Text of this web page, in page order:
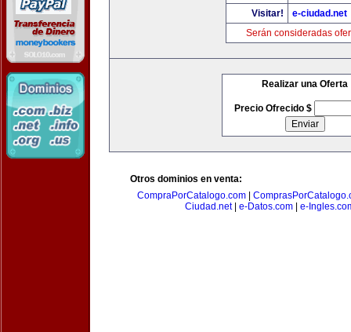
Visitar!
e-ciudad.net
Serán consideradas
Realizar una Oferta
Precio Ofrecido $
Otros dominios en venta:
CompraPorCatalogo.com|
Ciudad.net| e-Datos.com e-